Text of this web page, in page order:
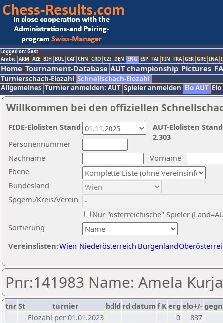
Logged on: Gast
Arabic ARM AZE BIH BUL CAT CHN CRO CZE DEN ENG ESP FAI FIN FRA GER GRE INA
Home Tournament-Database AUT championship Pictures
Turnierschach-Elozahl Schnellschach-Elozahl
Allgemeines Turnier anmelden: AUT Spieler anmelden Elo AUT
Willkommen bei den offiziellen
Nachname
Vorname
Ebene
Sortierung
Personennummer
Bundesland
Spgem./Kreis/Verein
Nur "österreichische" Spieler
Vereinslisten:Wien Niederösterreich Burgenland
AUT-Elolisten
2.303
FIDE-Elolisten Stand
Pnr:141983 Name: Amela
tnrSt turnier bdld rd datumf Kerg elo+/-
Elozahl per 01.01.2023
0
837